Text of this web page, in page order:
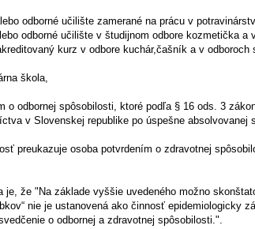
odborné učilište zamerané na prácu v
odborné učilište v študijnom odbore kozmetička a
kurz v odbore kuchár,čašník a v
škola,
o odbornej spôsobilosti, ktoré podľa § 16 ods. 3
v Slovenskej republike po úspešne absolvovanej
preukazuje osoba potvrdením o zdravotnej
je, že "Na základe vyššie uvedeného možno
nie je ustanovená ako činnosť epidemiologicky
o odbornej a zdravotnej spôsobilosti.".